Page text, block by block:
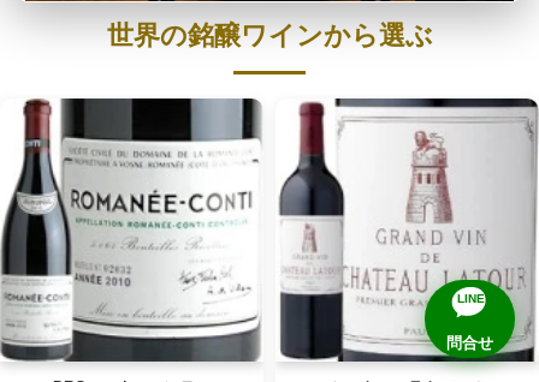
世界の銘醸ワインから選ぶ
LINE
問合せ